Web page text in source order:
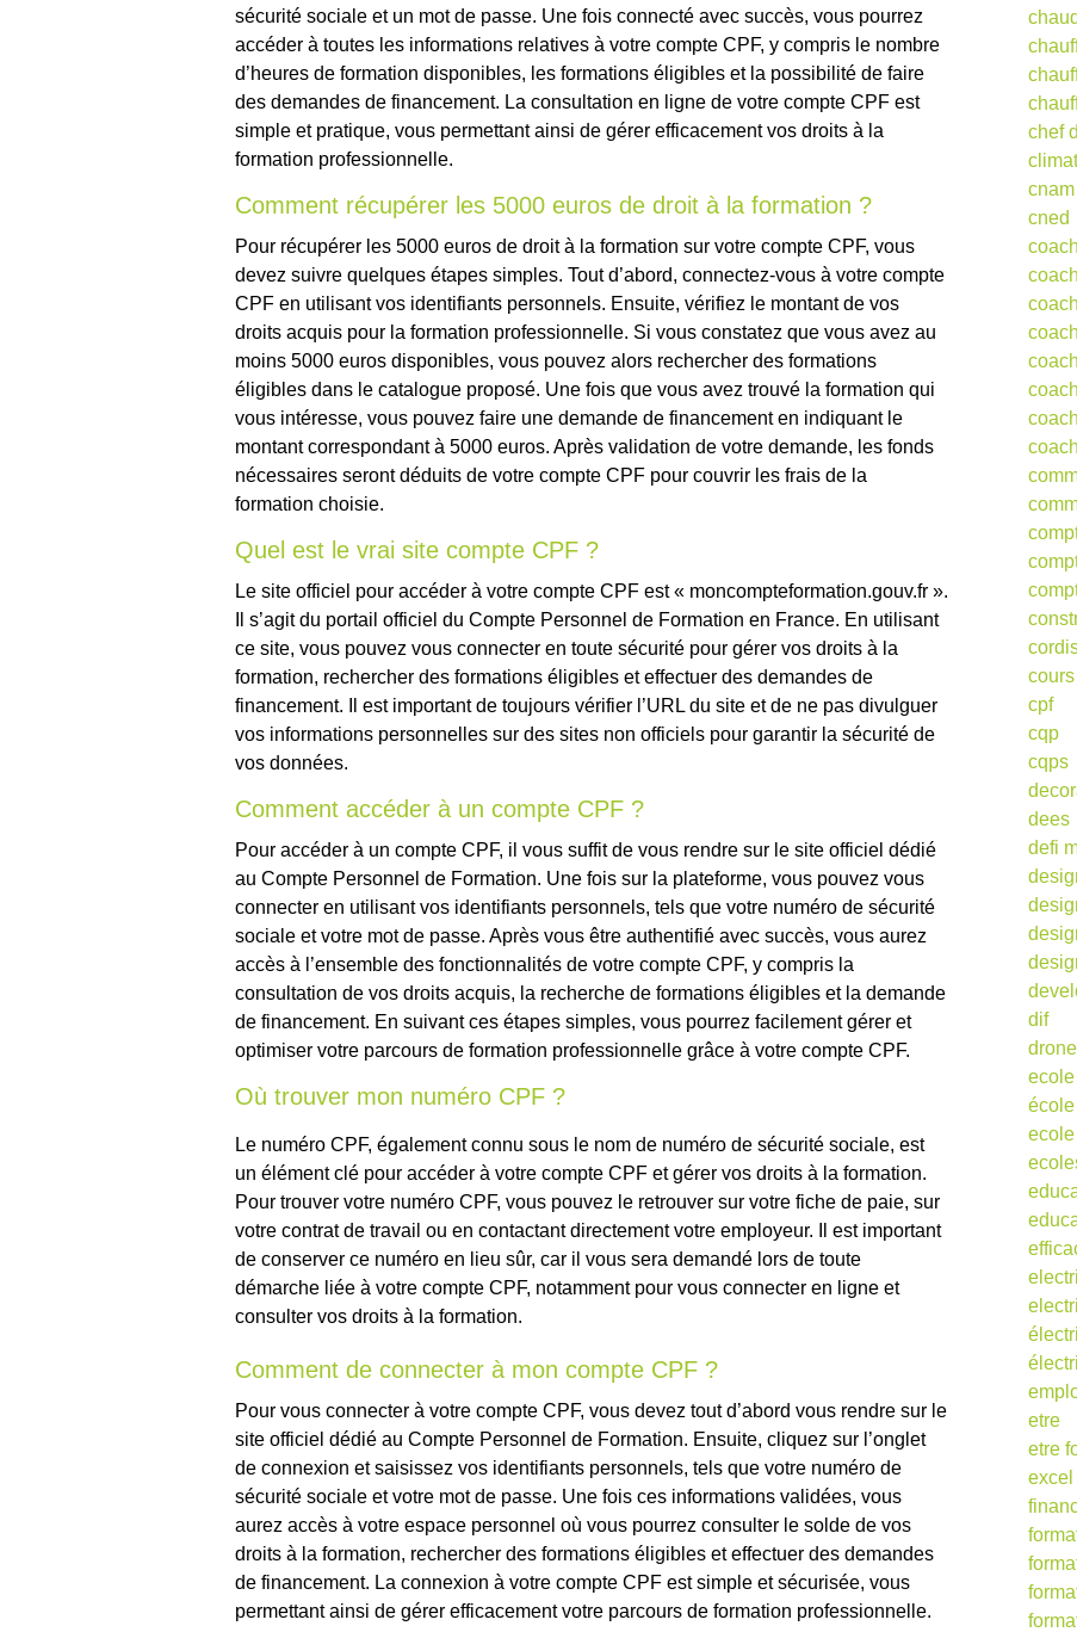
sécurité sociale et un mot de passe. Une fois connecté avec succès, vous pourrez
accéder à toutes les informations relatives à votre compte CPF, y compris le nombre
d’heures de formation disponibles, les formations éligibles et la possibilité de faire
des demandes de financement. La consultation en ligne de votre compte CPF est
simple et pratique, vous permettant ainsi de gérer efficacement vos droits à la
formation professionnelle.
Comment récupérer les 5000 euros de droit à la formation ?
Pour récupérer les 5000 euros de droit à la formation sur votre compte CPF, vous
devez suivre quelques étapes simples. Tout d’abord, connectez-vous à votre compte
CPF en utilisant vos identifiants personnels. Ensuite, vérifiez le montant de vos
droits acquis pour la formation professionnelle. Si vous constatez que vous avez au
moins 5000 euros disponibles, vous pouvez alors rechercher des formations
éligibles dans le catalogue proposé. Une fois que vous avez trouvé la formation qui
vous intéresse, vous pouvez faire une demande de financement en indiquant le
montant correspondant à 5000 euros. Après validation de votre demande, les fonds
nécessaires seront déduits de votre compte CPF pour couvrir les frais de la
formation choisie.
Quel est le vrai site compte CPF ?
Le site officiel pour accéder à votre compte CPF est « moncompteformation.gouv.fr ».
Il s’agit du portail officiel du Compte Personnel de Formation en France. En utilisant
ce site, vous pouvez vous connecter en toute sécurité pour gérer vos droits à la
formation, rechercher des formations éligibles et effectuer des demandes de
financement. Il est important de toujours vérifier l’URL du site et de ne pas divulguer
vos informations personnelles sur des sites non officiels pour garantir la sécurité de
vos données.
Comment accéder à un compte CPF ?
Pour accéder à un compte CPF, il vous suffit de vous rendre sur le site officiel dédié
au Compte Personnel de Formation. Une fois sur la plateforme, vous pouvez vous
connecter en utilisant vos identifiants personnels, tels que votre numéro de sécurité
sociale et votre mot de passe. Après vous être authentifié avec succès, vous aurez
accès à l’ensemble des fonctionnalités de votre compte CPF, y compris la
consultation de vos droits acquis, la recherche de formations éligibles et la demande
de financement. En suivant ces étapes simples, vous pourrez facilement gérer et
optimiser votre parcours de formation professionnelle grâce à votre compte CPF.
Où trouver mon numéro CPF ?
Le numéro CPF, également connu sous le nom de numéro de sécurité sociale, est
un élément clé pour accéder à votre compte CPF et gérer vos droits à la formation.
Pour trouver votre numéro CPF, vous pouvez le retrouver sur votre fiche de paie, sur
votre contrat de travail ou en contactant directement votre employeur. Il est important
de conserver ce numéro en lieu sûr, car il vous sera demandé lors de toute
démarche liée à votre compte CPF, notamment pour vous connecter en ligne et
consulter vos droits à la formation.
Comment de connecter à mon compte CPF ?
Pour vous connecter à votre compte CPF, vous devez tout d’abord vous rendre sur le
site officiel dédié au Compte Personnel de Formation. Ensuite, cliquez sur l’onglet
de connexion et saisissez vos identifiants personnels, tels que votre numéro de
sécurité sociale et votre mot de passe. Une fois ces informations validées, vous
aurez accès à votre espace personnel où vous pourrez consulter le solde de vos
droits à la formation, rechercher des formations éligibles et effectuer des demandes
de financement. La connexion à votre compte CPF est simple et sécurisée, vous
permettant ainsi de gérer efficacement votre parcours de formation professionnelle.
chef
cnam
cned
coach
cpf
cqp
cqps
dees
defi
dif
drone
ecole
école
etre
etre
excel